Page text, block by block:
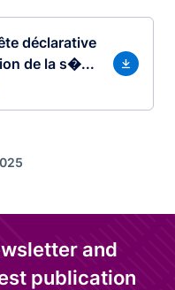
déclarative
de la s�...
and
publication